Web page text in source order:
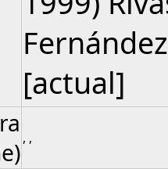
[actual]
, ,